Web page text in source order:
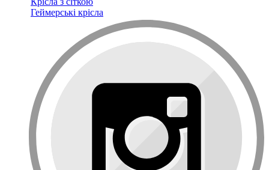
Геймерські крісла